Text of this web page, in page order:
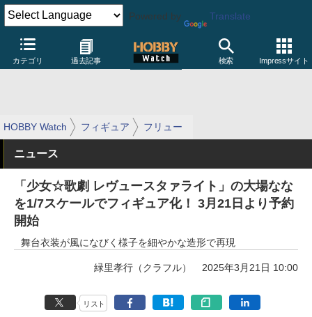
Powered by Translate
カテゴリ 過去記事 検索 Impressサイト
HOBBY Watch フィギュア フリュー
ニュース
「少女☆歌劇 レヴュースタァライト」の大場なな
を1/7スケールでフィギュア化！ 3月21日より予約
開始
舞台衣装が風になびく様子を細やかな造形で再現
緑里孝行（クラフル） 2025年3月21日 10:00
リスト